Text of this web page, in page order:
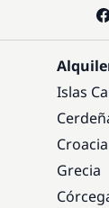
Islas
Croacia
Grecia